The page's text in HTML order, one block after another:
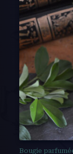
Bougie